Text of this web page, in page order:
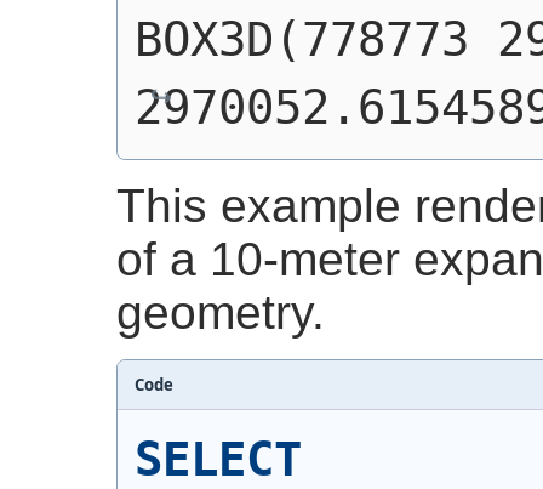
BOX3D(778773
This example
of a 10-meter
geometry.
Code
SELECT